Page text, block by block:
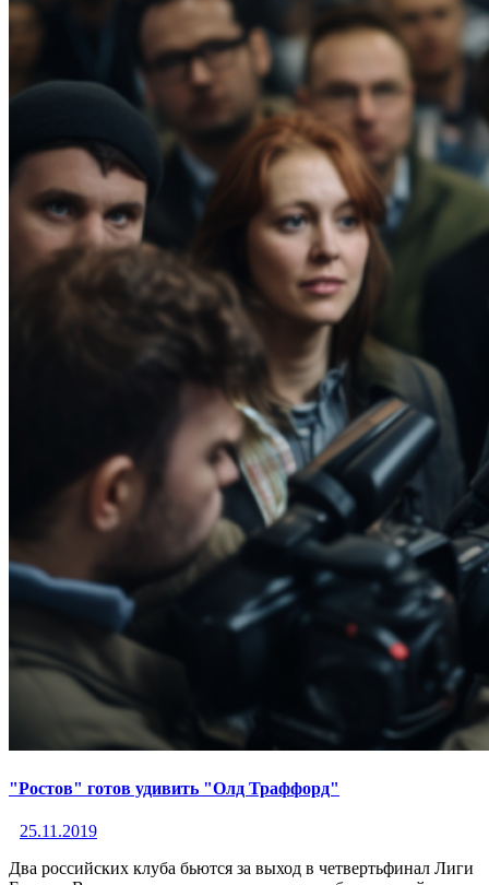
"Ростов" готов удивить "Олд Траффорд"
25.11.2019
Два российских клуба бьются за выход в четвертьфинал Лиги